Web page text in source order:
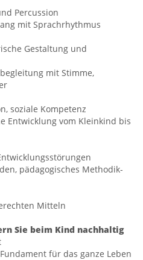
Percussion
mit Sprachrhythmus
Gestaltung und
mit Stimme,
soziale Kompetenz
Entwicklung vom Kleinkind bis
pädagogisches Methodik-
Mitteln
Sie beim Kind nachhaltig
für das ganze Leben